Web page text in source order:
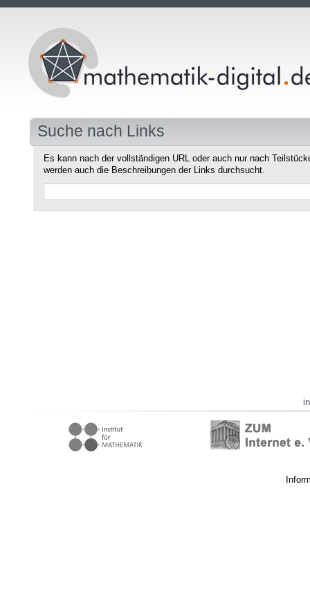
Suche nach Links
Es kann nach der vollständigen URL oder auch nur nach
werden auch die Beschreibungen der Links durchsucht.